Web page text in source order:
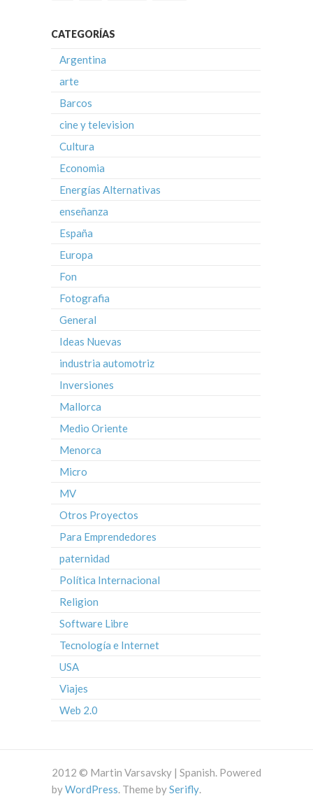
CATEGORÍAS
Argentina
arte
Barcos
cine y television
Cultura
Economia
Energías Alternativas
enseñanza
España
Europa
Fon
Fotografia
General
Ideas Nuevas
industria automotriz
Inversiones
Mallorca
Medio Oriente
Menorca
Micro
MV
Otros Proyectos
Para Emprendedores
paternidad
Política Internacional
Religion
Software Libre
Tecnología e Internet
USA
Viajes
Web 2.0
2012 © Martin Varsavsky | Spanish. Powered
byWordPress. Theme bySerifly.